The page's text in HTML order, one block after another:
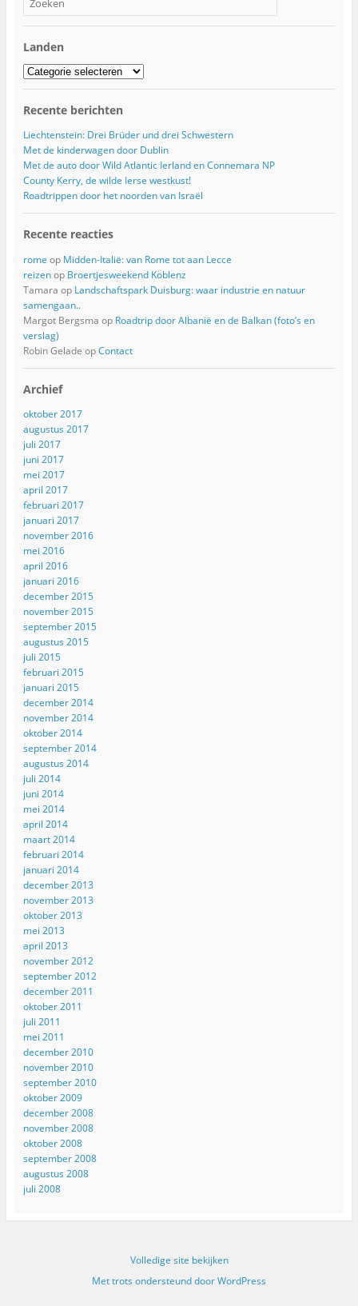
e
s
Landen
Landen
Recente berichten
Liechtenstein: Drei Brüder und drei Schwestern
Met de kinderwagen door Dublin
Met de auto door Wild Atlantic Ierland en Connemara NP
County Kerry, de wilde Ierse westkust!
Roadtrippen door het noorden van Israël
Recente reacties
rome op Midden-Italië: van Rome tot aan Lecce
reizenop Broertjesweekend Koblenz
Tamara op Landschaftspark Duisburg: waar industrie en natuur
samengaan..
Margot Bergsma op Roadtrip door Albanië en de Balkan (foto’s en
verslag)
Robin Gelade opContact
Archief
oktober 2017
augustus 2017
juli 2017
juni 2017
mei 2017
april 2017
februari 2017
januari 2017
november 2016
mei 2016
april 2016
januari 2016
december 2015
november 2015
september 2015
augustus 2015
juli 2015
februari 2015
januari 2015
december 2014
november 2014
oktober 2014
september 2014
augustus 2014
juli 2014
juni 2014
mei 2014
april 2014
maart 2014
februari 2014
januari 2014
december 2013
november 2013
oktober 2013
mei 2013
april 2013
november 2012
september 2012
december 2011
oktober 2011
juli 2011
mei 2011
december 2010
november 2010
september 2010
oktober 2009
december 2008
november 2008
oktober 2008
september 2008
augustus 2008
juli 2008
Volledige site bekijken
Met trots ondersteund door WordPress